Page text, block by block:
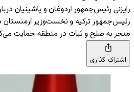
رایزنی رئیس‌جمهور اردوغان و پاشینیان
رئیس‌جمهور ترکیه و نخست‌وزیر ارمنستان
منجر به صلح و ثبات در منطقه حمایت
اشتراک گذاری